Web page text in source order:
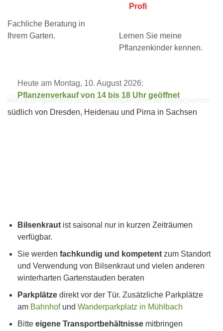
Fachliche Beratung in
Ihrem Garten.
Profi
Lernen Sie meine
Pflanzenkinder kennen.
Heute am Montag, 10. August 2026:
Pflanzenverkauf von 14 bis 18 Uhr geöffnet
Bilsenkraut ist saisonal nur in kurzen Zeiträumen
verfügbar.
Sie werden fachkundig und kompetent zum Standort
und Verwendung von Bilsenkraut und vielen anderen
winterharten Gartenstauden beraten
Parkplätze direkt vor der Tür. Zusätzliche Parkplätze
am Bahnhofund Wanderparkplatz in Mühlbach
Bitte eigene Transportbehältnisse mitbringen